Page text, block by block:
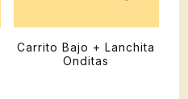
Carrito Bajo + Lanchita
Onditas